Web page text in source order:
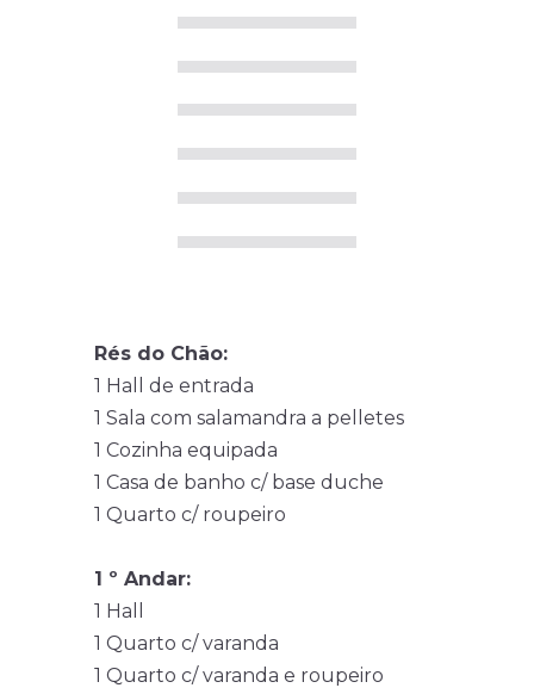
Rés do Chão:
1 Hall de entrada
1 Sala com salamandra a pelletes
1 Cozinha equipada
1 Casa de banho c/ base duche
1 Quarto c/ roupeiro
1 º Andar:
1 Hall
1 Quarto c/ varanda
1 Quarto c/ varanda e roupeiro